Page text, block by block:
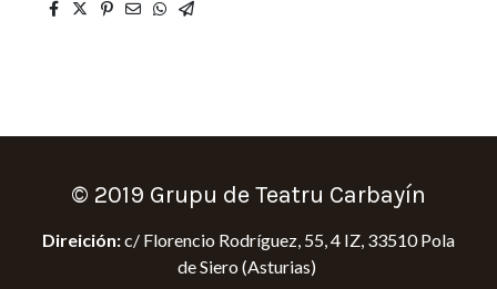
© 2019 Grupu de Teatru Carbayín
Direición:c/ Florencio Rodríguez, 55, 4 IZ, 33510 Pola
de Siero (Asturias)